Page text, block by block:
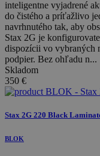
inteligentne vyjadrené
do čistého a príťažlivo
navrhnutého tak, aby
Stax 2G je
dispozícii vo vybraných
podpier. Bez ohľadu n...
Skladom
350 €
Stax 2G 220 Black
BLOK